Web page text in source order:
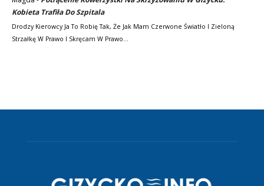
Kobieta Trafiła Do Szpitala
Drodzy Kierowcy Ja To Robię Tak, Że Jak Mam Czerwone Światło I Zieloną
Strzałkę W Prawo I Skręcam W Prawo…